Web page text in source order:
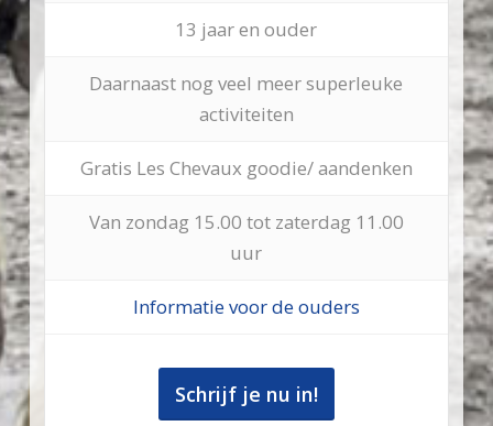
13 jaar en ouder
Daarnaast nog veel meer superleuke
activiteiten
Gratis Les Chevaux goodie/ aandenken
Van zondag 15.00 tot zaterdag 11.00
uur
Informatie voor de ouders
Schrijf je nu in!